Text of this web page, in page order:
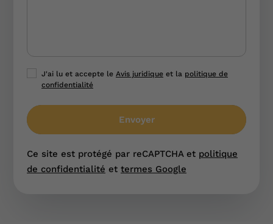
J'ai lu et accepte le Avis juridique et la politique de
confidentialité
Envoyer
Ce site est protégé par reCAPTCHA et politique
de confidentialité et termes Google